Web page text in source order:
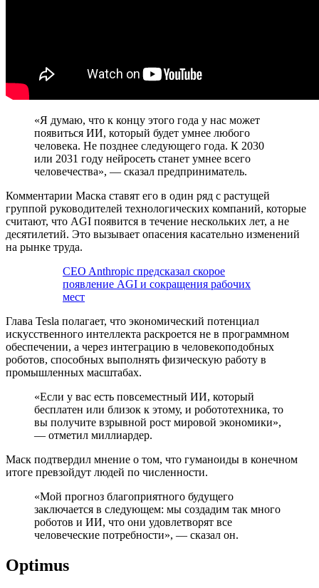
«Я думаю, что к концу этого года у нас может
появиться ИИ, который будет умнее любого
человека. Не позднее следующего года. К 2030
или 2031 году нейросеть станет умнее всего
человечества», — сказал предприниматель.
Комментарии Маска ставят его в один ряд с растущей
группой руководителей технологических компаний, которые
считают, что AGI появится в течение нескольких лет, а не
десятилетий. Это вызывает опасения касательно изменений
на рынке труда.
CEO Anthropic предсказал скорое
появление AGI и сокращения рабочих
мест
Глава Tesla полагает, что экономический потенциал
искусственного интеллекта раскроется не в программном
обеспечении, а через интеграцию в человекоподобных
роботов, способных выполнять физическую работу в
промышленных масштабах.
«Если у вас есть повсеместный ИИ, который
бесплатен или близок к этому, и робототехника, то
вы получите взрывной рост мировой экономики»,
— отметил миллиардер.
Маск подтвердил мнение о том, что гуманоиды в конечном
итоге превзойдут людей по численности.
«Мой прогноз благоприятного будущего
заключается в следующем: мы создадим так много
роботов и ИИ, что они удовлетворят все
человеческие потребности», — сказал он.
Optimus